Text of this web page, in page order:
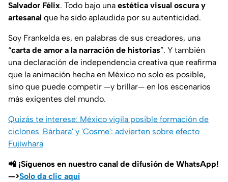
Salvador Félix. Todo bajo una estética visual oscura y
artesanal que ha sido aplaudida por su autenticidad.
Soy Frankelda es, en palabras de sus creadores, una
“carta de amor a la narración de historias”. Y también
una declaración de independencia creativa que reafirma
que la animación hecha en México no solo es posible,
sino que puede competir —y brillar— en los escenarios
más exigentes del mundo.
Quizás te interese: México vigila posible formación de
ciclones 'Bárbara' y 'Cosme': advierten sobre efecto
Fujiwhara
📲 ¡Síguenos en nuestro canal de difusión de WhatsApp!
—>Solo da clic aquí